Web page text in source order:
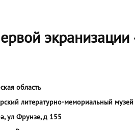
экранизации
область
литературно-мемориальный музей
ул Фрунзе, д 155